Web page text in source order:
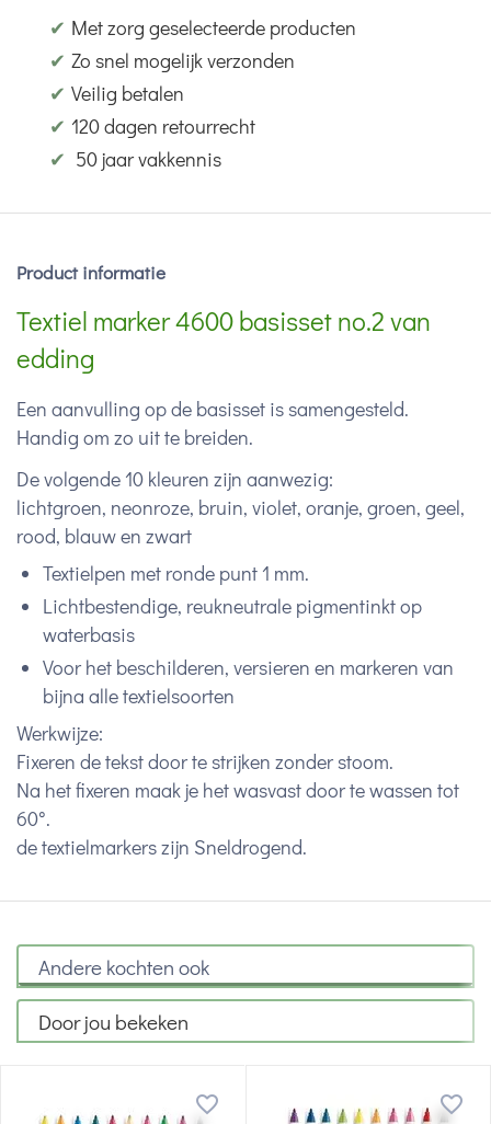
✔ Met zorg geselecteerde producten
✔ Zo snel mogelijk verzonden
✔ Veilig betalen
✔ 120 dagen retourrecht
✔ 50 jaar vakkennis
Product informatie
Textiel marker 4600 basisset no.2 van
edding
Een aanvulling op de basisset is samengesteld.
Handig om zo uit te breiden.
De volgende 10 kleuren zijn aanwezig:
lichtgroen, neonroze, bruin, violet, oranje, groen, geel,
rood, blauw en zwart
Textielpen met ronde punt 1 mm.
Lichtbestendige, reukneutrale pigmentinkt op
waterbasis
Voor het beschilderen, versieren en markeren van
bijna alle textielsoorten
Werkwijze:
Fixeren de tekst door te strijken zonder stoom.
Na het fixeren maak je het wasvast door te wassen tot
60°.
de textielmarkers zijn Sneldrogend.
Andere kochten ook
Door jou bekeken